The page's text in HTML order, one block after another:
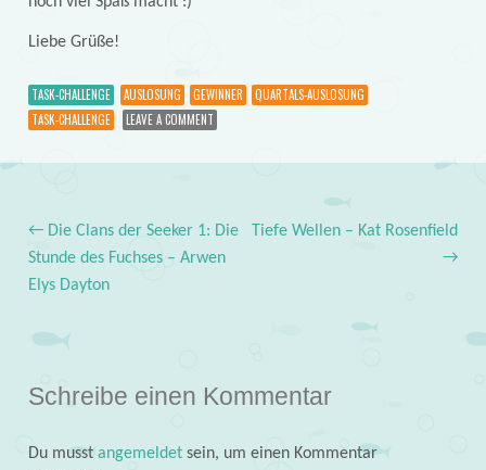
Liebe Grüße!
TASK-CHALLENGE AUSLOSUNG GEWINNER
QUARTALS-AUSLOSUNG
TASK-CHALLENGE
LEAVE A COMMENT
Post navigation
←Die Clans der Seeker 1: Die
Stunde des Fuchses – Arwen
Elys Dayton
Tiefe Wellen – Kat Rosenfield
→
Schreibe einen Kommentar
Du musstangemeldetsein, um einen Kommentar